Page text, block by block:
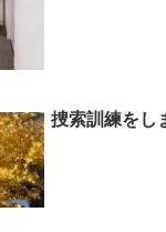
捜索訓練をし